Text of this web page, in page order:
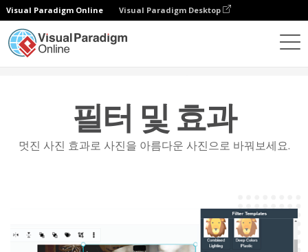
Visual Paradigm Online Visual Paradigm Desktop
필터 및 효과
멋진 사진 효과로 사진을 아름다운 사진으로 바꿔보세요.